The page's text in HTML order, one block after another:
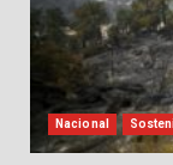
Nacional